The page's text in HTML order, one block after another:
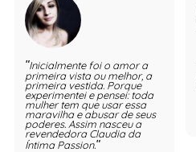
Inicialmente foi o amor a
primeira vista ou melhor, a
primeira vestida. Porque
experimentei e pensei: toda
mulher tem que usar essa
maravilha e abusar de seus
poderes. Assim nasceu a
revendedora Claudia da
Íntima Passion.